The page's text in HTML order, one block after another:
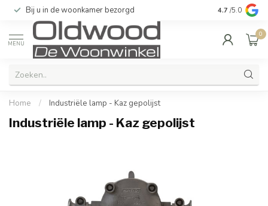
Bij u in de woonkamer bezorgd Kwaliteit &
4.7 /5.0
MENU
0
Home / Industriële lamp - Kaz gepolijst
Industriële lamp - Kaz gepolijst